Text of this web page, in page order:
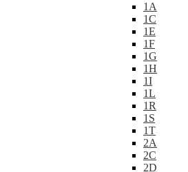
1A
1C
1E
1F
1G
1H
1I
1L
1R
1S
1T
2A
2C
2D